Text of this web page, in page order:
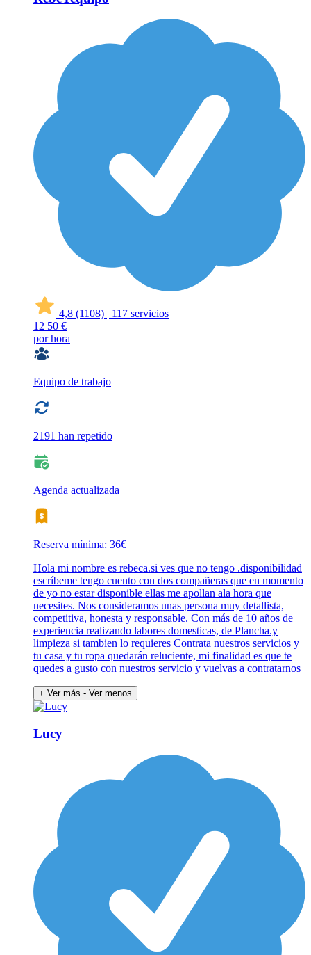
4,8 (1108) | 117 servicios
12 50 €
por hora
Equipo de trabajo
2191 han repetido
Agenda actualizada
Reserva mínima: 36€
Hola mi nombre es rebeca.si ves que no tengo .disponibilidad
escríbeme tengo cuento con dos compañeras que en momento
de yo no estar disponible ellas me apollan ala hora que
necesites. Nos consideramos unas persona muy detallista,
competitiva, honesta y responsable. Con más de 10 años de
experiencia realizando labores domesticas, de Plancha.y
limpieza si tambien lo requieres Contrata nuestros servicios y
tu casa y tu ropa quedarán reluciente, mi finalidad es que te
quedes a gusto con nuestros servicio y vuelvas a contratarnos
+ Ver más - Ver menos
Lucy